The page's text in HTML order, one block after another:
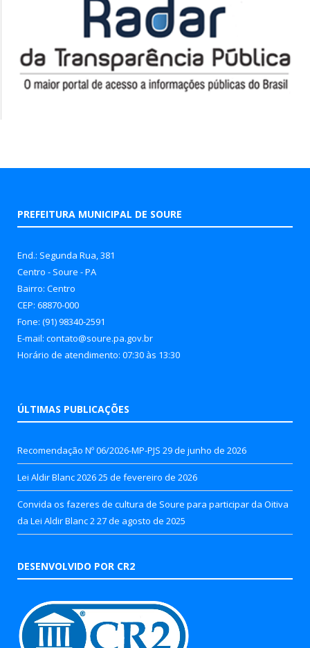
PREFEITURA MUNICIPAL DE SOURE
End.: Segunda Rua, 381
Centro - Soure - PA
Bairro: Centro
CEP: 68870-000
Fone: (91) 98340-2591
E-mail: contato@soure.pa.gov.br
Horário de atendimento: 07:30 às 13:30
ÚLTIMAS PUBLICAÇÕES
Recomendação Nº 06/2026-MP-PJS 29 de junho de 2026
Lei Aldir Blanc 202625 de fevereiro de 2026
Convida os fazeres de cultura de Soure para participar da Oitiva
da Lei Aldir Blanc 2 27 de agosto de 2025
DESENVOLVIDO POR CR2